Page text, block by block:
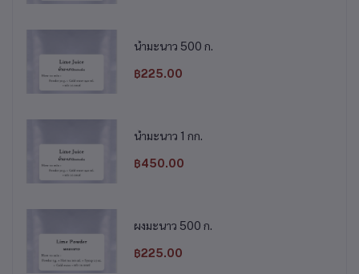
น้ำมะนาว 500 ก.
฿225.00
น้ำมะนาว 1 กก.
฿450.00
ผงมะนาว 500 ก.
฿225.00